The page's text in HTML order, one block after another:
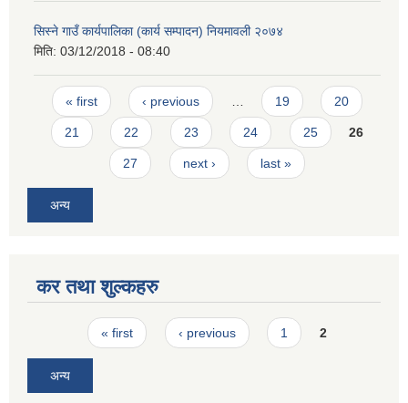
सिस्ने गाउँ कार्यपालिका (कार्य सम्पादन) नियमावली २०७४
मिति: 03/12/2018 - 08:40
Pages
« first ‹ previous 19 20
21 22 23 24 25 26
27 next › last »
अन्य
कर तथा शुल्कहरु
Pages« first ‹ previous 1 2
अन्य